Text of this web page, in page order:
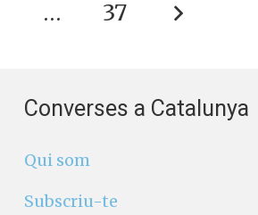
… 37
Converses a Catalunya
Qui som
Subscriu-te